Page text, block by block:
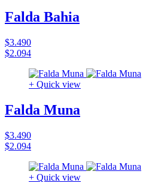
Falda Bahia
$3.490
$2.094
+ Quick view
Falda Muna
$3.490
$2.094
+ Quick view